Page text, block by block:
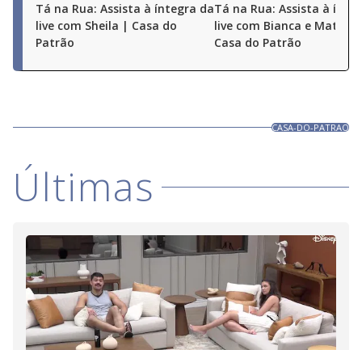
Tá na Rua: Assista à íntegra da
live com Sheila | Casa do
Patrão
Tá na Rua: Assista à
live com Bianca e
Casa do Patrão
CASA-DO-PATRAO
Últimas